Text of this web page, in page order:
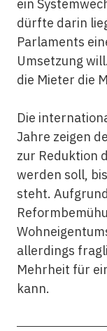
ein
dürfte darin
Parlaments
Umsetzung
die Mieter die
Die
Jahre zeigen
zur Reduktion
werden soll,
steht.
allerdings
Mehrheit für
kann.